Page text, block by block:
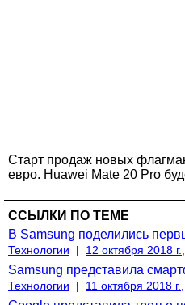
Старт продаж новых
евро. Huawei Mate 20 Pro
ССЫЛКИ ПО ТЕМЕ
В Samsung поделились
Технологии | 12 октября 2018 г.,
Samsung представила
Технологии | 11 октября 2018 г.,